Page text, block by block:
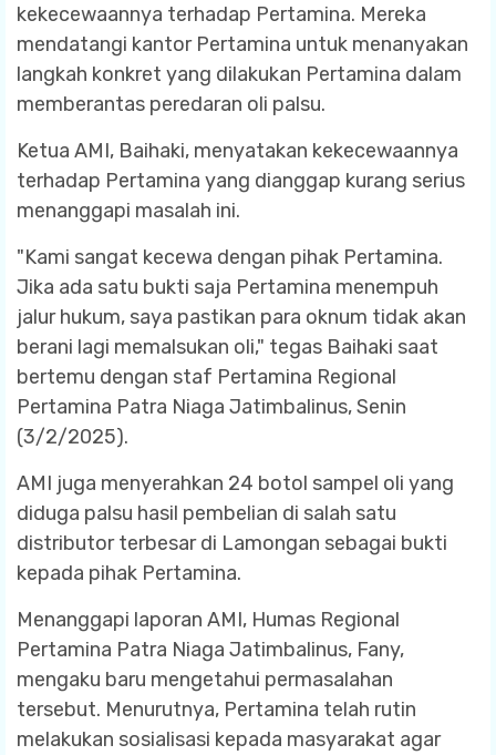
kekecewaannya terhadap Pertamina. Mereka
mendatangi kantor Pertamina untuk menanyakan
langkah konkret yang dilakukan Pertamina dalam
memberantas peredaran oli palsu.
Ketua AMI, Baihaki, menyatakan kekecewaannya
terhadap Pertamina yang dianggap kurang serius
menanggapi masalah ini.
"Kami sangat kecewa dengan pihak Pertamina.
Jika ada satu bukti saja Pertamina menempuh
jalur hukum, saya pastikan para oknum tidak akan
berani lagi memalsukan oli," tegas Baihaki saat
bertemu dengan staf Pertamina Regional
Pertamina Patra Niaga Jatimbalinus, Senin
(3/2/2025).
AMI juga menyerahkan 24 botol sampel oli yang
diduga palsu hasil pembelian di salah satu
distributor terbesar di Lamongan sebagai bukti
kepada pihak Pertamina.
Menanggapi laporan AMI, Humas Regional
Pertamina Patra Niaga Jatimbalinus, Fany,
mengaku baru mengetahui permasalahan
tersebut. Menurutnya, Pertamina telah rutin
melakukan sosialisasi kepada masyarakat agar